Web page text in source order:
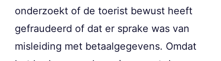
onderzoekt of de toerist bewust heeft
gefraudeerd of dat er sprake was van
misleiding met betaalgegevens. Omdat